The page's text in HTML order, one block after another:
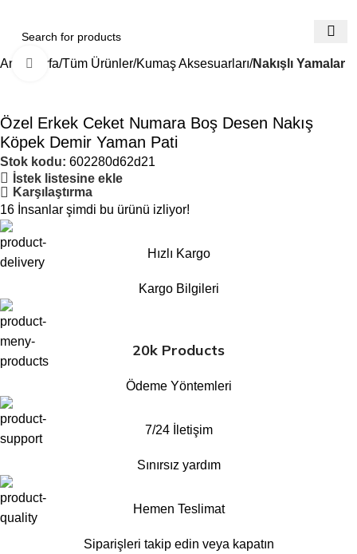
Ana Sayfa Tüm Ürünler Kumaş Aksesuarları Nakışlı Yamalar
Büyütmek için tıklayın
Özel Erkek Ceket Numara Boş Desen Nakış
Köpek Demir Yaman Pati
Stok kodu: 602280d62d21
İstek listesine ekle
Karşılaştırma
16 İnsanlar şimdi bu ürünü izliyor!
Hızlı Kargo
Kargo Bilgileri
20k Products
Ödeme Yöntemleri
7/24 İletişim
Sınırsız yardım
Hemen Teslimat
Siparişleri takip edin veya kapatın